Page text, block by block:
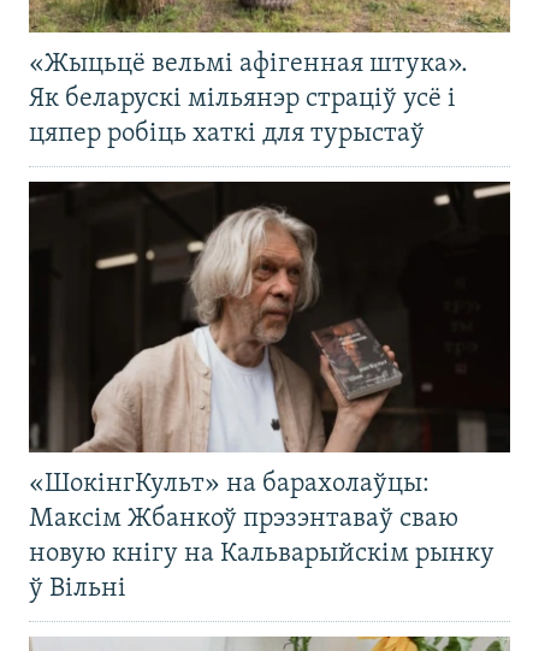
«Жыцьцё вельмі афігенная штука».
Як беларускі мільянэр страціў усё і
цяпер робіць хаткі для турыстаў
«ШокінгКульт» на барахолаўцы:
Максім Жбанкоў прэзэнтаваў сваю
новую кнігу на Кальварыйскім рынку
ў Вільні